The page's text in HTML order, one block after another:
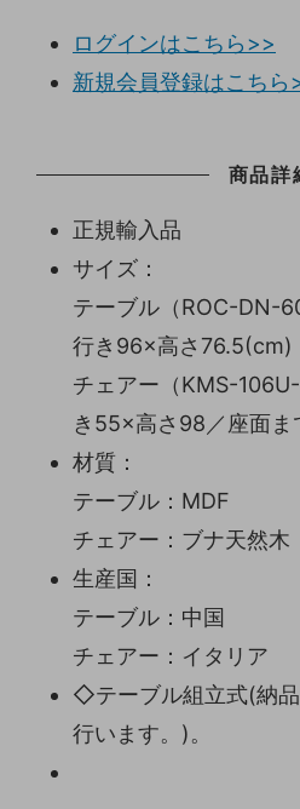
ログインはこちら>>
新規会員登録はこちら
商品詳
正規輸入品
サイズ：
テーブル（ROC-DN-
行き96×高さ76.5(cm)
チェアー（KMS-
き55×高さ98／座面ま
材質：
テーブル：MDF
チェアー：ブナ天然木
生産国：
テーブル：中国
チェアー：イタリア
◇テーブル組立式(納
行います。)。